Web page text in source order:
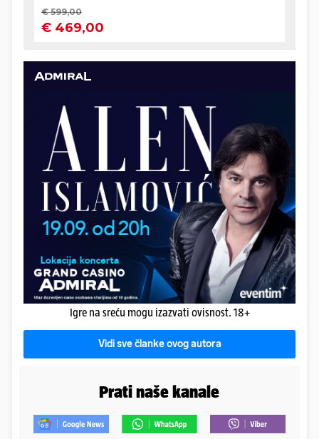
Igre na sreću mogu izazvati ovisnost. 18+
Vidi sve članke ovog autora
Prati naše kanale